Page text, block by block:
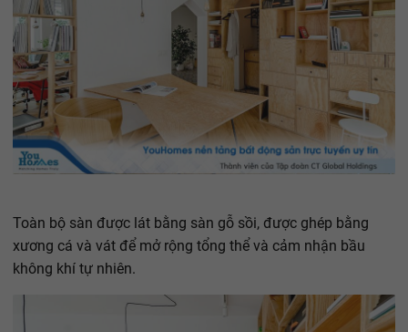
Toàn bộ sàn được lát bằng sàn gỗ sồi, được ghép bằng
xương cá và vát để mở rộng tổng thể và cảm nhận bầu
không khí tự nhiên.